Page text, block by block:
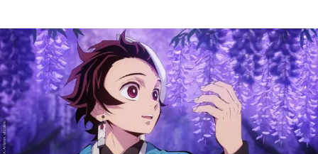
Cumpleaños
de
Tanjiro
Kamado
Kimetsu
no